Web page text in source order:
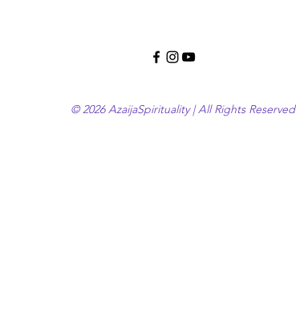
© 2026 AzaijaSpirituality | All Rights Reserved